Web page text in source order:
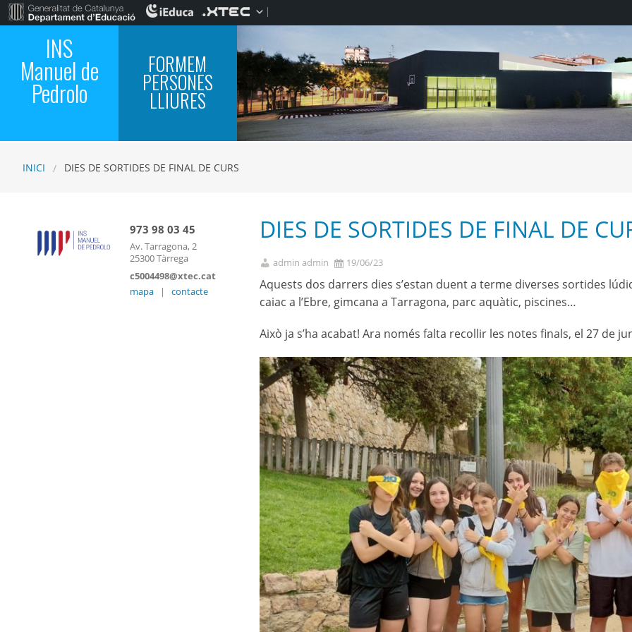
INS
Manuel de
Pedrolo
FORMEM
PERSONES
LLIURES
INICI DIES DE SORTIDES DE FINAL DE CURS
DIES DE SORTIDES DE FINAL DE
admin admin 19/06/23
Aquests dos darrers dies s’estan duent a terme diverses sortides
caiac a l’Ebre, gimcana a Tarragona, parc aquàtic, piscines…
Això ja s’ha acabat! Ara només falta recollir les notes finals, el 27 de
973 98 03 45
Av. Tarragona, 2
25300 Tàrrega
c5004498@xtec.cat
mapa
| contacte